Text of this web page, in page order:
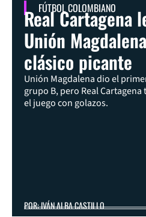
FÚTBOL COLOMBIANO
Real Cartagena
Unión
clásico picante
Unión Magdalena dio el
grupo B, pero Real
el juego con golazos.
POR: IVÁN ALBA CASTILLO